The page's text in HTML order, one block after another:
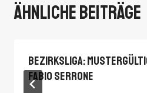
Ähnliche Beiträge
Bezirksliga:
Fabio Serrone